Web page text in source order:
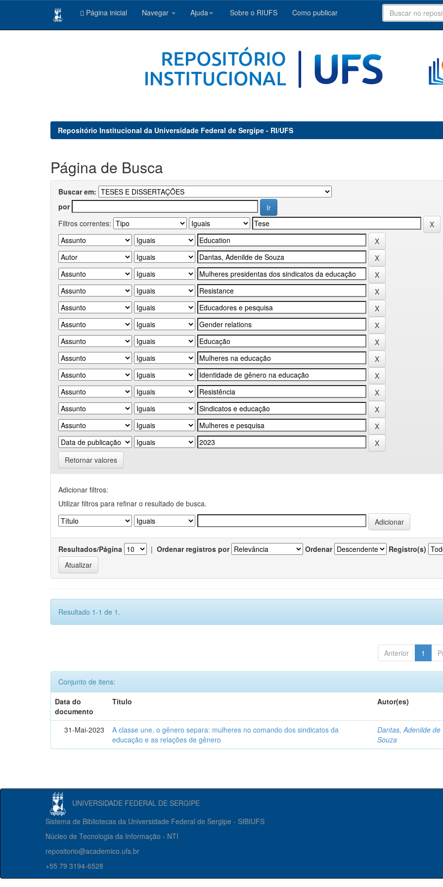
Página inicial Navegar Ajuda Sobre o RIUFS Como publicar
Repositório Institucional da Universidade Federal de Sergipe - RI/UFS
Página de Busca
Buscar em:
por
Filtros correntes:
Retornar valores
Adicionar filtros:
Utilizar filtros para refinar o resultado de busca.
Resultados/Página | Ordenar registros por Ordenar Registro(s)
Resultado 1-1 de 1.
Anterior 1
Conjunto de itens:
Data do
documento
Título Autor(es)
31-Mai-2023
A classe une, o gênero separa: mulheres no comando dos sindicatos da
educação e as relações de gênero
Dantas, Adenilde de
Souza
UNIVERSIDADE FEDERAL DE SERGIPE
Sistema de Bibliotecas da Universidade Federal de Sergipe - SIBIUFS
Núcleo de Tecnologia da Informação - NTI
repositorio@academico.ufs.br
+55 79 3194-6528